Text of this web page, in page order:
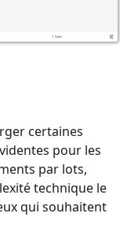
certaines
pour les
par lots,
technique le
qui souhaitent